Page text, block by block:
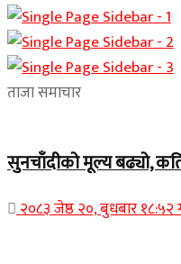
ताजा समाचार
सुनचाँदीको मूल्य बढ्यो,
२०८३ जेष्ठ २०, बुधबार १८:५२